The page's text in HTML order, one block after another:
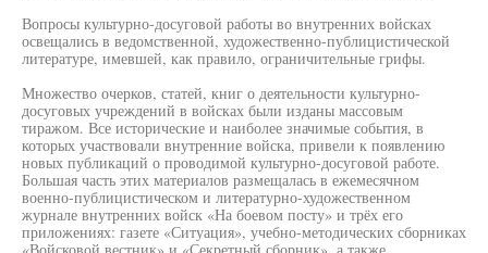
Вопросы культурно-досуговой работы во внутренних войсках
освещались в ведомственной, художественно-публицистической
литературе, имевшей, как правило, ограничительные грифы.
Множество очерков, статей, книг о деятельности культурно-
досуговых учреждений в войсках были изданы массовым
тиражом. Все исторические и наиболее значимые события, в
которых участвовали внутренние войска, привели к появлению
новых публикаций о проводимой культурно-досуговой работе.
Большая часть этих материалов размещалась в ежемесячном
военно-публицистическом и литературно-художественном
журнале внутренних войск «На боевом посту» и трёх его
приложениях: газете «Ситуация», учебно-методических сборниках